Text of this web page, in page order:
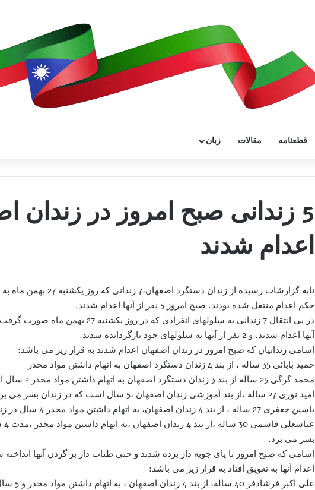
قطعنامه مقالات زبان
5 زندانی صبح امروز در زندان
اعدام شدند
نابه گزارشات رسیده از زندان
حکم اعدام منتقل شده بودند. صبح امروز 5 نفر از آنها اعدام شدند.
آنها اعدام شدند. و 2 نفر از آنها به سلولهای خود بازگردانده شدند.
اسامی زندانیان که صبح امروز در زندان اصفهان اعدام شدند به قرار زیر می باشد:
حمید بابائی 35 ساله ، از بند 4 زندان دستگرد اصفهان به اتهام داشتن مواد مخدر
محمد گرگی 25 ساله از بند 3 زندان دستگرد اصفهان به اتهام داشتن مواد مخدر 2 سال است که در زندان بسر می برد
امید نوری 27 ساله ،از بند آموزشی زندان اصفهان ،5 سال است که در زندان بسر می برد
یاسین جعفری 27 ساله ، از بند 4 زندان اصفهان، به اتهام داشتن مواد مخدر 4 سال در زندان بسر می برد
بسر می برد.
اسامی که صبح امروز تا پای جوبه دار برده شدند و حتی طناب دار بر گردن آنها
اعدام آنها به تعویق افتاد به قرار زیر می باشد:
علی اکبر